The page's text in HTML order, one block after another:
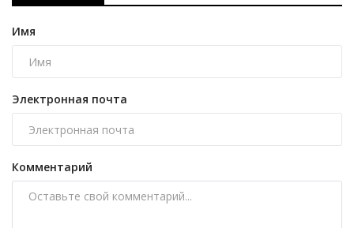
Имя
Электронная почта
Комментарий